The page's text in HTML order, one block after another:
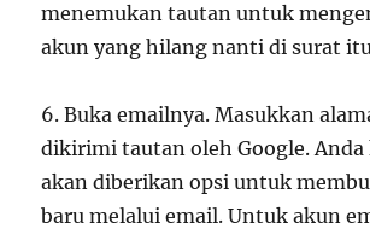
menemukan tautan untuk
akun yang hilang nanti di surat
6. Buka emailnya. Masukkan
dikirimi tautan oleh Google.
akan diberikan opsi untuk
baru melalui email. Untuk akun